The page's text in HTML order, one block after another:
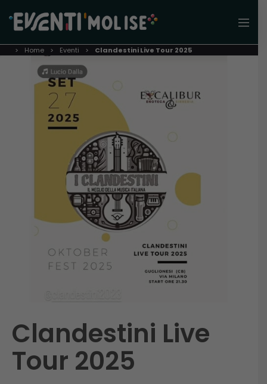
Home Eventi Clandestini Live Tour 2025
Clandestini Live
Tour 2025